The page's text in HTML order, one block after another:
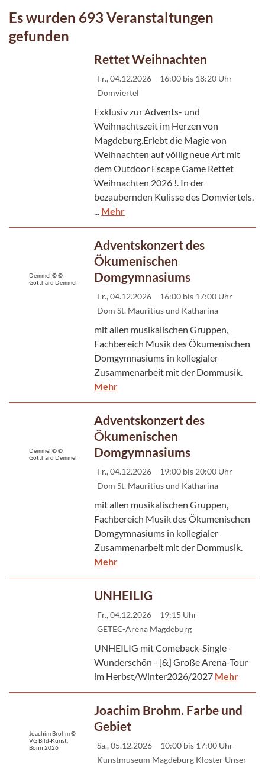
Es wurden 693 Veranstaltungen
gefunden
Rettet Weihnachten
Fr., 04.12.2026
16:00 bis 18:20 Uhr
Domviertel
Exklusiv zur Advents- und
Weihnachtszeit im Herzen von
Magdeburg.Erlebt die Magie von
Weihnachten auf völlig neue Art mit
dem Outdoor Escape Game Rettet
Weihnachten 2026 !. In der
bezaubernden Kulisse des Domviertels,
Mehr
Adventskonzert des
Ökumenischen
Domgymnasiums
Fr., 04.12.2026
16:00 bis 17:00 Uhr
Dom St. Mauritius und Katharina
mit allen musikalischen Gruppen,
Fachbereich Musik des Ökumenischen
Domgymnasiums in kollegialer
Zusammenarbeit mit der Dommusik.
Mehr
Demmel © ©
Gotthard Demmel
Adventskonzert des
Ökumenischen
Domgymnasiums
Fr., 04.12.2026
19:00 bis 20:00 Uhr
Dom St. Mauritius und Katharina
mit allen musikalischen Gruppen,
Fachbereich Musik des Ökumenischen
Domgymnasiums in kollegialer
Zusammenarbeit mit der Dommusik.
Mehr
Demmel © ©
Gotthard Demmel
UNHEILIG
Fr., 04.12.2026
19:15 Uhr
GETEC-Arena Magdeburg
UNHEILIG mit Comeback-Single -
Wunderschön - [&] Große Arena-Tour
im Herbst/Winter2026/2027 Mehr
Joachim Brohm. Farbe und
Gebiet
Sa., 05.12.2026
10:00 bis 17:00 Uhr
Kunstmuseum Magdeburg Kloster Unser
Joachim Brohm ©
VG Bild-Kunst,
Bonn 2026